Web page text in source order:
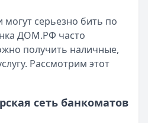
могут серьезно бить по
ДОМ.РФ часто
получить наличные,
Рассмотрим этот
сеть банкоматов